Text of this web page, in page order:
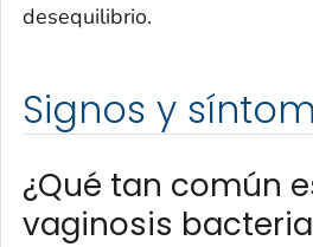
desequilibrio.
Signos y
¿Qué tan común
vaginosis